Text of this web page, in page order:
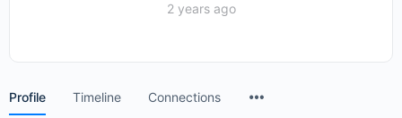
2 years ago
Profile Timeline Connections